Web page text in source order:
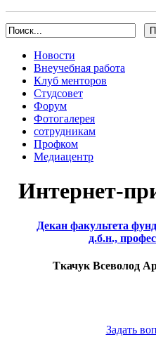
Новости
Внеучебная работа
Клуб менторов
Студсовет
Форум
Фотогалерея
сотрудникам
Профком
Медиацентр
Интернет-
Декан факультета
д.б.н.,
Ткачук Всеволод
Задать